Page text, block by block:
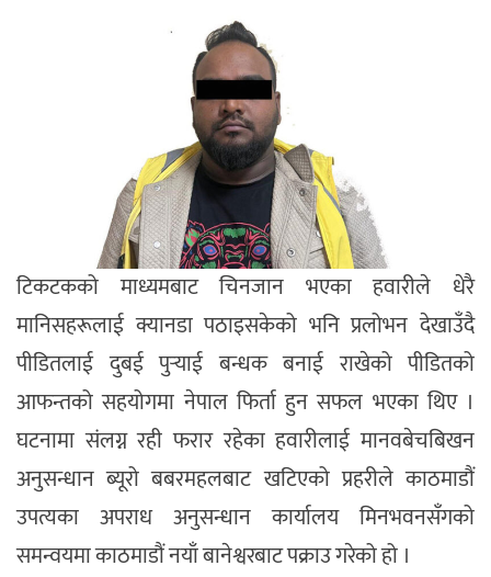
टिकटकको माध्यमबाट चिनजान भएका हवारीले धेरै
मानिसहरूलाई क्यानडा पठाइसकेको भनि प्रलोभन देखाउँदै
पीडितलाई दुबई पुर्‍याई बन्धक बनाई राखेको पीडितको
आफन्तको सहयोगमा नेपाल फिर्ता हुन सफल भएका थिए ।
घटनामा संलग्न रही फरार रहेका हवारीलाई मानवबेचबिखन
अनुसन्धान ब्यूरो बबरमहलबाट खटिएको प्रहरीले काठमाडौं
उपत्यका अपराध अनुसन्धान कार्यालय मिनभवनसँगको
समन्वयमा काठमाडौं नयाँ बानेश्वरबाट पक्राउ गरेको हो ।